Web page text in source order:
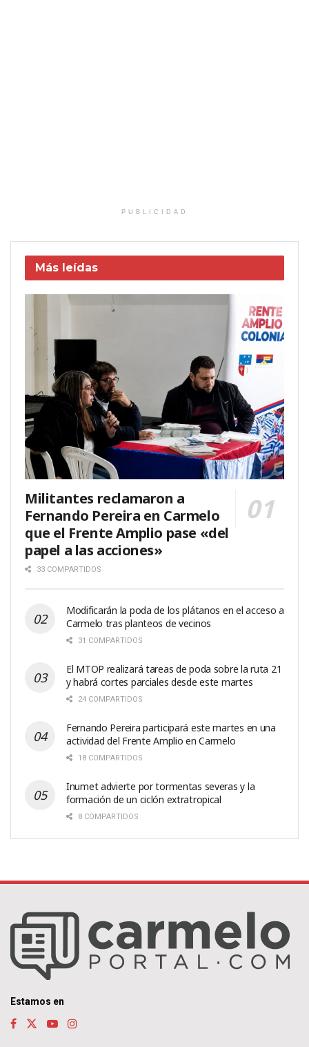
PUBLICIDAD
Más leídas
Militantes reclamaron a
Fernando Pereira en Carmelo
que el Frente Amplio pase «del
papel a las acciones»
33 COMPARTIDOS
Modificarán la poda de los plátanos en el acceso a
Carmelo tras planteos de vecinos
31 COMPARTIDOS
El MTOP realizará tareas de poda sobre la ruta 21
y habrá cortes parciales desde este martes
24 COMPARTIDOS
Fernando Pereira participará este martes en una
actividad del Frente Amplio en Carmelo
18 COMPARTIDOS
Inumet advierte por tormentas severas y la
formación de un ciclón extratropical
8 COMPARTIDOS
Estamos en